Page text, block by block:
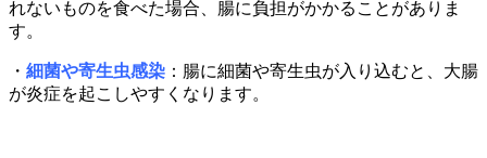
れないものを食べた場合、腸に負担がかかることがありま
す。
・ 細菌や寄生虫感染 ：腸に細菌や寄生虫が入り込むと、大腸
が炎症を起こしやすくなります。